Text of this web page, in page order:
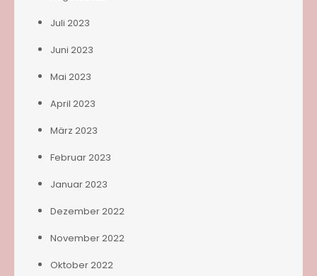
Juli 2023
Juni 2023
Mai 2023
April 2023
März 2023
Februar 2023
Januar 2023
Dezember 2022
November 2022
Oktober 2022